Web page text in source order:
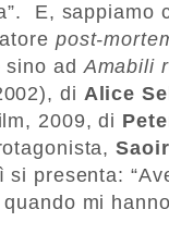
E, sappiamo
post-
sino adAmabili
di Alice
2009, di
si presenta:
mi hanno